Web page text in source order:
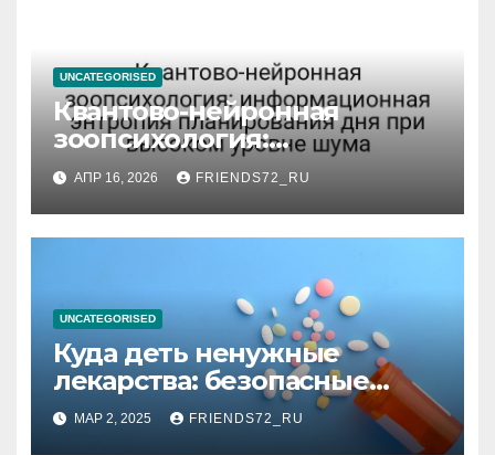
UNCATEGORISED
Квантово-нейронная
зоопсихология:
информационная энтропия
планирования дня при
высоком уровне шума
АПР 16, 2026 FRIENDS72_RU
UNCATEGORISED
Куда деть ненужные
лекарства: безопасные
способы утилизации
МАР 2, 2025 FRIENDS72_RU